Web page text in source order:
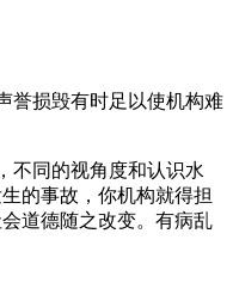
誉损毁有时足以使机构难
不同的视角度和认识水
的事故，你机构就得担
道德随之改变。有病乱